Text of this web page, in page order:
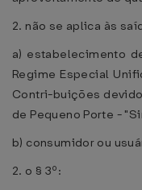
2. não se aplica às
a) estabelecimento
Regime Especial
Contri-buições
de Pequeno Porte -
b) consumidor ou
2. o § 3º: